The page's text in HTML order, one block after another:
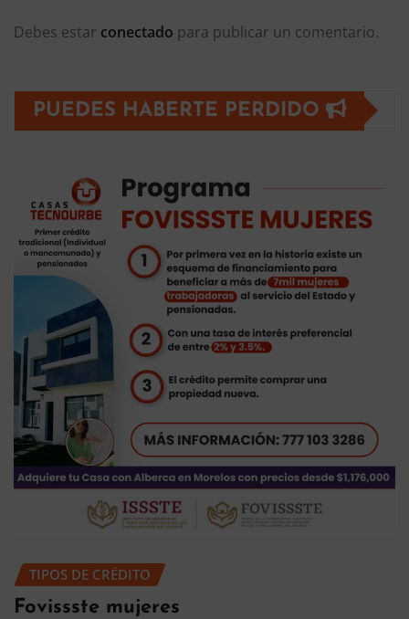
Debes estar conectado para publicar un comentario.
PUEDES HABERTE PERDIDO
TIPOS DE CRÉDITO
Fovissste mujeres